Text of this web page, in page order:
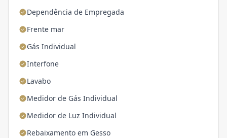
Dependência de Empregada
Frente mar
Gás Individual
Interfone
Lavabo
Medidor de Gás Individual
Medidor de Luz Individual
Rebaixamento em Gesso